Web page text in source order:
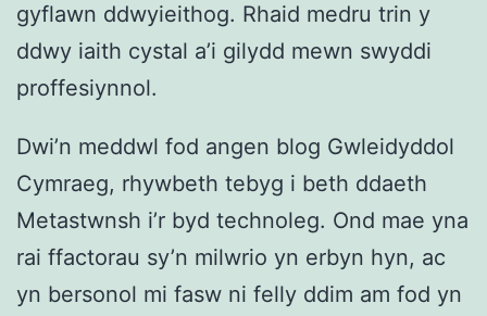
gyflawn ddwyieithog. Rhaid medru trin y
ddwy iaith cystal a’i gilydd mewn swyddi
proffesiynnol.
Dwi’n meddwl fod angen blog Gwleidyddol
Cymraeg, rhywbeth tebyg i beth ddaeth
Metastwnsh i’r byd technoleg. Ond mae yna
rai ffactorau sy’n milwrio yn erbyn hyn, ac
yn bersonol mi fasw ni felly ddim am fod yn